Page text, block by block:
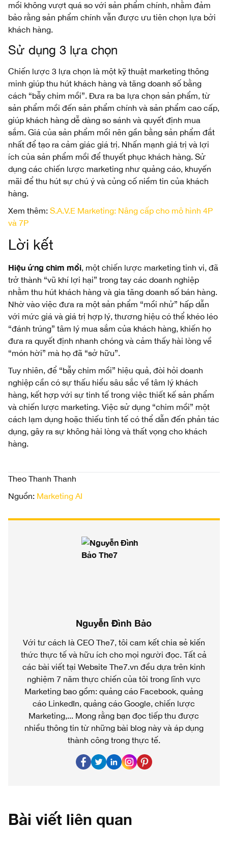
mồi không vượt quá so với sản phẩm chính, nhằm đảm
bảo rằng sản phẩm chính vẫn được ưu tiên chọn lựa bởi
khách hàng.
Sử dụng 3 lựa chọn
Chiến lược 3 lựa chọn là một kỹ thuật marketing thông
minh giúp thu hút khách hàng và tăng doanh số bằng
cách “bẫy chim mồi”. Đưa ra ba lựa chọn sản phẩm, từ
sản phẩm mồi đến sản phẩm chính và sản phẩm cao cấp,
giúp khách hàng dễ dàng so sánh và quyết định mua
sắm. Giá của sản phẩm mồi nên gần bằng sản phẩm đắt
nhất để tạo ra cảm giác giá trị. Nhấn mạnh giá trị và lợi
ích của sản phẩm mồi để thuyết phục khách hàng. Sử
dụng các chiến lược marketing như quảng cáo, khuyến
mãi để thu hút sự chú ý và củng cố niềm tin của khách
hàng.
Xem thêm: S.A.V.E Marketing: Nâng cấp cho mô hình 4P
và 7P
Lời kết
Hiệu ứng chim mồi, một chiến lược marketing tinh vi, đã
trở thành “vũ khí lợi hại” trong tay các doanh nghiệp
nhằm thu hút khách hàng và gia tăng doanh số bán hàng.
Nhờ vào việc đưa ra một sản phẩm “mồi nhử” hấp dẫn
với mức giá và giá trị hợp lý, thương hiệu có thể khéo léo
“đánh trúng” tâm lý mua sắm của khách hàng, khiến họ
đưa ra quyết định nhanh chóng và cảm thấy hài lòng về
“món hời” mà họ đã “sở hữu”.
Tuy nhiên, để “bẫy chim mồi” hiệu quả, đòi hỏi doanh
nghiệp cần có sự thấu hiểu sâu sắc về tâm lý khách
hàng, kết hợp với sự tinh tế trong việc thiết kế sản phẩm
và chiến lược marketing. Việc sử dụng “chim mồi” một
cách lạm dụng hoặc thiếu tinh tế có thể dẫn đến phản tác
dụng, gây ra sự không hài lòng và thất vọng cho khách
hàng.
Theo Thanh Thanh
Nguồn: Marketing AI
Nguyễn Đình Bảo
Với tư cách là CEO The7, tôi cam kết chia sẻ kiến
thức thực tế và hữu ích cho mọi người đọc. Tất cả
các bài viết tại Website The7.vn đều dựa trên kinh
nghiệm 7 năm thực chiến của tôi trong lĩnh vực
Marketing bao gồm: quảng cáo Facebook, quảng
cáo LinkedIn, quảng cáo Google, chiến lược
Marketing,... Mong rằng bạn đọc tiếp thu được
nhiều thông tin từ những bài blog này và áp dụng
thành công trong thực tế.
Bài viết liên quan